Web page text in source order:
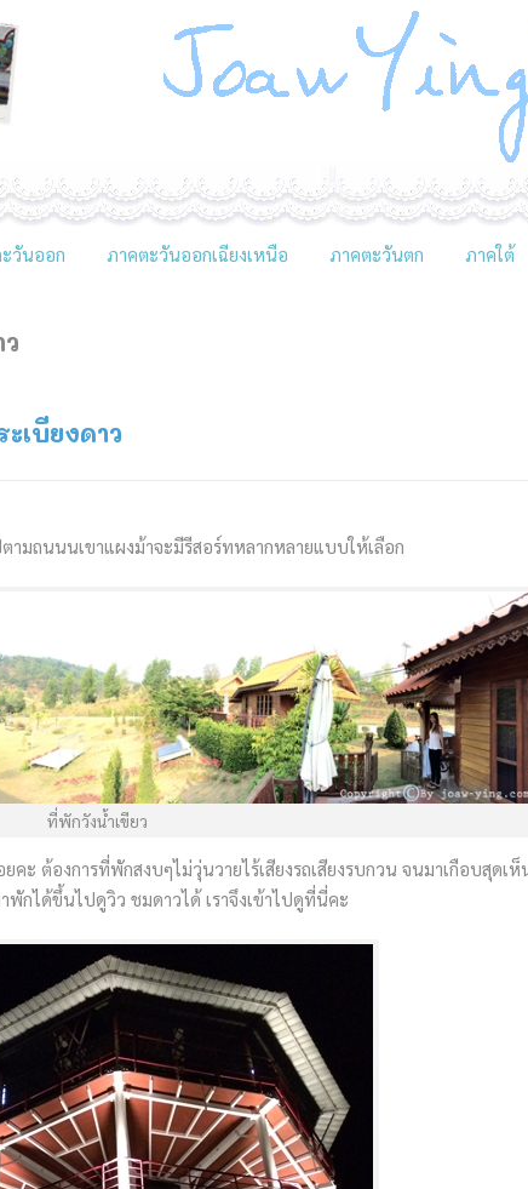
วันออก ภาคตะวันออกเฉียงเหนือ ภาคตะวันตก ภาคใต้
เบียงดาว
มถนนนเขาแผงม้าจะมีรีสอร์ทหลากหลายแบบให้เลือก
ที่พักวังน้ำเขียว
คะ ต้องการที่พักสงบๆไม่วุ่นวายไร้เสียงรถเสียงรบกวน จนมาเกือบสุดเห็
กได้ขึ้นไปดูวิว ชมดาวได้ เราจึงเข้าไปดูที่นี่คะ